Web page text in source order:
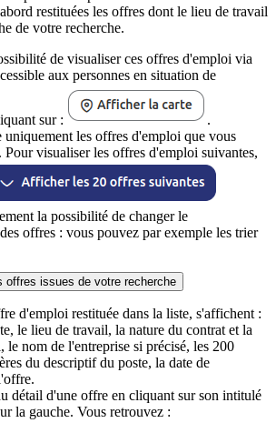
restituées les offres dont le lieu de travail
de votre recherche.
de visualiser ces offres d'emploi via
aux personnes en situation de
sur :
.
uniquement les offres d'emploi que vous
Pour visualiser les offres d'emploi suivantes,
la possibilité de changer le
offres : vous pouvez par exemple les trier
offres issues de votre recherche
d'emploi restituée dans la liste, s'affichent :
le lieu de travail, la nature du contrat et la
le nom de l'entreprise si précisé, les 200
du descriptif du poste, la date de
détail d'une offre en cliquant sur son intitulé
la gauche. Vous retrouvez :